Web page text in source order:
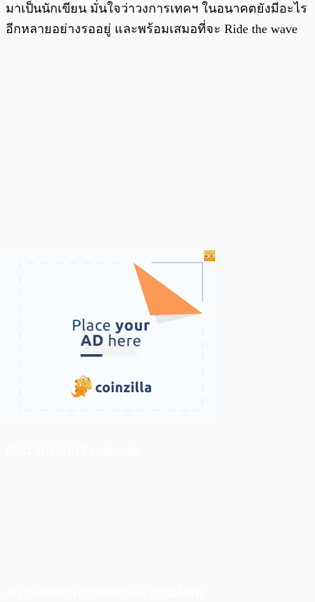
มาเป็นนักเขียน มั่นใจว่าวงการเทคฯ ในอนาคตยังมีอะไร
อีกหลายอย่างรออยู่ และพร้อมเสมอที่จะ Ride the wave